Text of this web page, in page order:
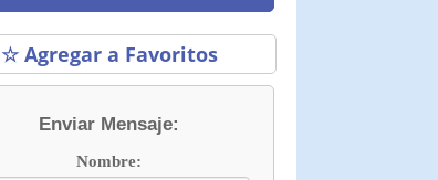
☆ Agregar a Favoritos
Enviar Mensaje:
Nombre: